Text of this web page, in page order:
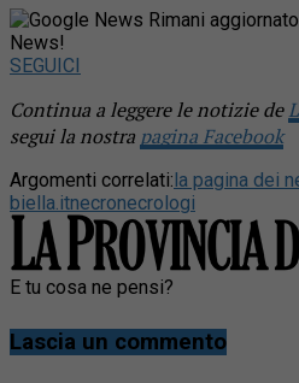
Rimani
News!
SEGUICI
Continua a leggere le notizie de
segui la nostra pagina Facebook
Argomenti correlati:la pagina dei
biella.itnecronecrologi
E tu cosa ne pensi?
Lascia un commento